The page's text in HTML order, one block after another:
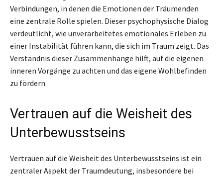
Verbindungen, in denen die Emotionen der Träumenden
eine zentrale Rolle spielen. Dieser psychophysische Dialog
verdeutlicht, wie unverarbeitetes emotionales Erleben zu
einer Instabilität führen kann, die sich im Traum zeigt. Das
Verständnis dieser Zusammenhänge hilft, auf die eigenen
inneren Vorgänge zu achten und das eigene Wohlbefinden
zu fördern.
Vertrauen auf die Weisheit des
Unterbewusstseins
Vertrauen auf die Weisheit des Unterbewusstseins ist ein
zentraler Aspekt der Traumdeutung, insbesondere bei